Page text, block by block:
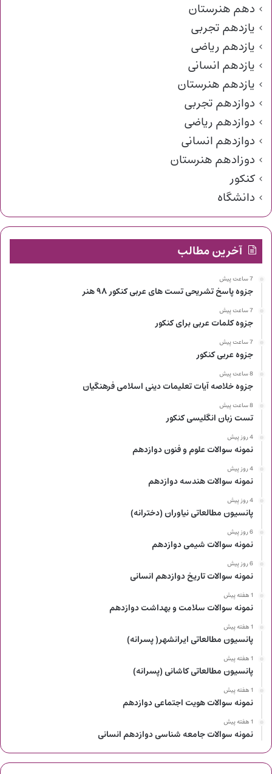
دهم هنرستان
یازدهم تجربی
یازدهم ریاضی
یازدهم انسانی
یازدهم هنرستان
دوازدهم تجربی
دوازدهم ریاضی
دوازدهم انسانی
دوزادهم هنرستان
کنکور
دانشگاه
آخرین مطالب
7 ساعت پیش
جزوه پاسخ تشریحی تست های عربی کنکور ۹۸ هنر
7 ساعت پیش
جزوه کلمات عربی برای کنکور
7 ساعت پیش
جزوه عربی کنکور
8 ساعت پیش
جزوه خلاصه آیات تعلیمات دینی اسلامی فرهنگیان
8 ساعت پیش
تست زبان انگلیسی کنکور
4 روز پیش
نمونه سوالات علوم و فنون دوازدهم
4 روز پیش
نمونه سوالات هندسه دوازدهم
4 روز پیش
پانسیون مطالعاتی نیاوران (دخترانه)
6 روز پیش
نمونه سوالات شیمی دوازدهم
6 روز پیش
نمونه سوالات تاریخ دوازدهم انسانی
1 هفته پیش
نمونه سوالات سلامت و بهداشت دوازدهم
1 هفته پیش
پانسیون مطالعاتی ایرانشهر( پسرانه)
1 هفته پیش
پانسیون مطالعاتی کاشانی (پسرانه)
1 هفته پیش
نمونه سوالات هویت اجتماعی دوازدهم
1 هفته پیش
نمونه سوالات جامعه شناسی دوازدهم انسانی